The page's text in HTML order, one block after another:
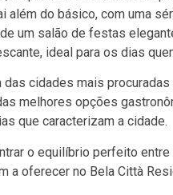
além do básico, com uma
um salão de festas
ideal para os dias
das cidades mais
melhores opções
que caracterizam a cidade.
o equilíbrio perfeito
a oferecer no Bela Città